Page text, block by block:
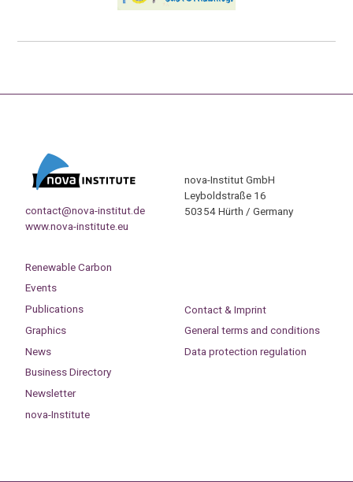
contact@nova-institut.de
www.nova-institute.eu
nova-Institut GmbH
Leyboldstraße 16
50354 Hürth / Germany
Renewable Carbon
Events
Publications
Graphics
News
Business Directory
Newsletter
nova-Institute
Contact & Imprint
General terms and conditions
Data protection regulation